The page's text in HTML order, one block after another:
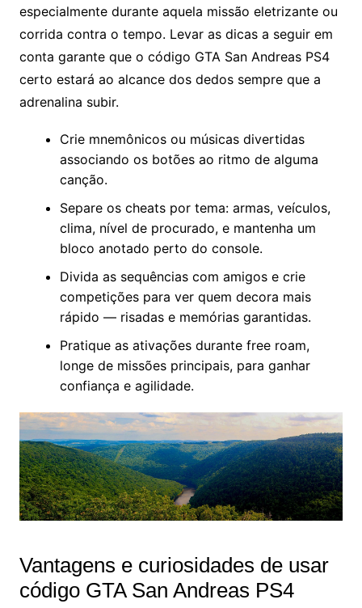
especialmente durante aquela missão eletrizante ou
corrida contra o tempo. Levar as dicas a seguir em
conta garante que o código GTA San Andreas PS4
certo estará ao alcance dos dedos sempre que a
adrenalina subir.
Crie mnemônicos ou músicas divertidas
associando os botões ao ritmo de alguma
canção.
Separe os cheats por tema: armas, veículos,
clima, nível de procurado, e mantenha um
bloco anotado perto do console.
Divida as sequências com amigos e crie
competições para ver quem decora mais
rápido — risadas e memórias garantidas.
Pratique as ativações durante free roam,
longe de missões principais, para ganhar
confiança e agilidade.
Vantagens e curiosidades de usar
código GTA San Andreas PS4